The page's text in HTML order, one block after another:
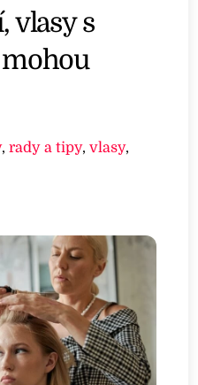
vlasy s
,rady a tipy,vlasy,